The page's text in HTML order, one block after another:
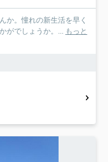
か。憧れの新生活を早く
がでしょうか。...
もっと